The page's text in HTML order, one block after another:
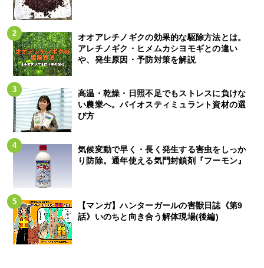
オオアレチノギクの効果的な駆除方法とは。
アレチノギク・ヒメムカシヨモギとの違い
や、発生原因・予防対策を解説
高温・乾燥・日照不足でもストレスに負けな
い農業へ。バイオスティミュラント資材の選
び方
気候変動で早く・長く発生する害虫をしっか
り防除。通年使える気門封鎖剤『フーモン』
【マンガ】ハンターガールの害獣日誌《第9
話》いのちと向き合う解体現場(後編)